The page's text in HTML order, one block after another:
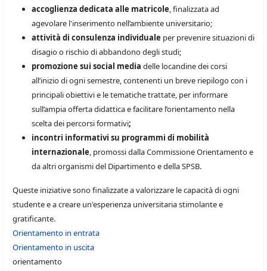
accoglienza dedicata alle matricole, finalizzata ad
agevolare l'inserimento nell’ambiente universitario;
attività di consulenza individuale per prevenire situazioni di
disagio o rischio di abbandono degli studi;
promozione sui social media delle locandine dei corsi
all’inizio di ogni semestre, contenenti un breve riepilogo con i
principali obiettivi e le tematiche trattate, per informare
sull’ampia offerta didattica e facilitare l’orientamento nella
scelta dei percorsi formativi;
incontri informativi su programmi di mobilità
internazionale, promossi dalla Commissione Orientamento e
da altri organismi del Dipartimento e della SPSB.
Queste iniziative sono finalizzate a valorizzare le capacità di ogni
studente e a creare un'esperienza universitaria stimolante e
gratificante.
Orientamento in entrata
Orientamento in uscita
orientamento